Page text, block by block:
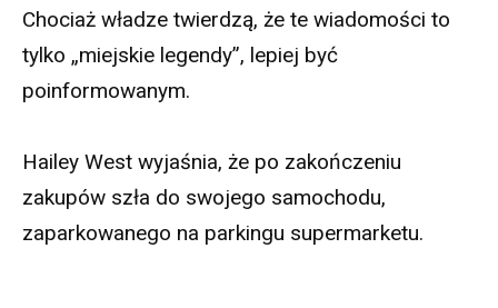
Chociaż władze twierdzą, że te wiadomości to
tylko „miejskie legendy”, lepiej być
poinformowanym.
Hailey West wyjaśnia, że po zakończeniu
zakupów szła do swojego samochodu,
zaparkowanego na parkingu supermarketu.